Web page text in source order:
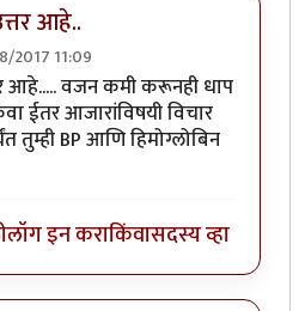
आहे..
2017 11:09
जास्त असल्यानेbyश्री गावसेना प्रमुख
आहे..... वजन कमी करूनही धाप
ईतर आजारांविषयी विचार
तुम्ही BP आणि हिमोग्लोबिन
लॉग इन कराकिंवासदस्य व्हा